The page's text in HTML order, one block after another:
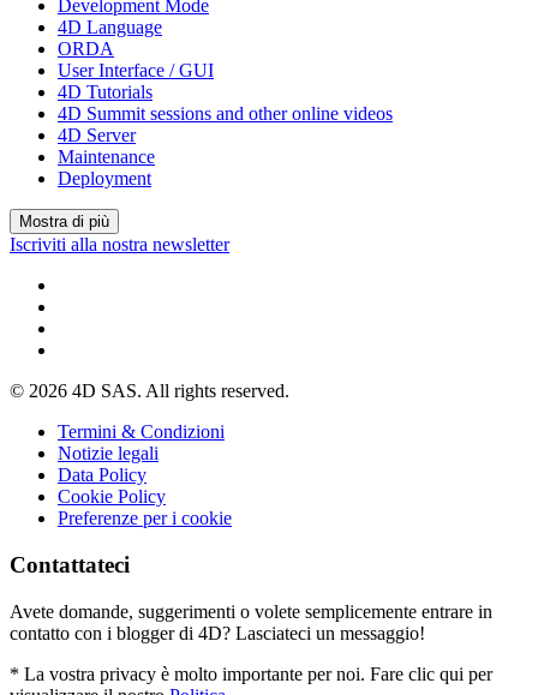
Development Mode
4D Language
ORDA
User Interface / GUI
4D Tutorials
4D Summit sessions and other online videos
4D Server
Maintenance
Deployment
Mostra di più
Iscriviti alla nostra newsletter
© 2026 4D SAS. All rights reserved.
Termini & Condizioni
Notizie legali
Data Policy
Cookie Policy
Preferenze per i cookie
Contattateci
Avete domande, suggerimenti o volete semplicemente entrare in
contatto con i blogger di 4D? Lasciateci un messaggio!
* La vostra privacy è molto importante per noi. Fare clic qui per